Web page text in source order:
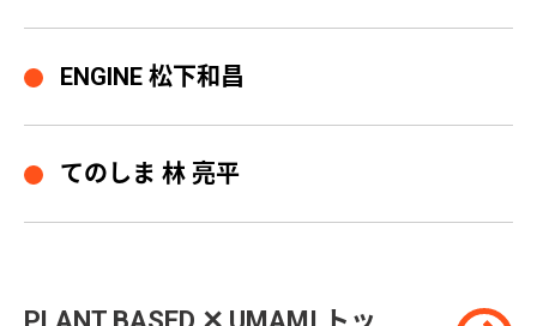
ENGINE 松下和昌
てのしま 林 亮平